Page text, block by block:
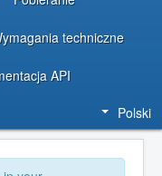
techniczne
API
Polski